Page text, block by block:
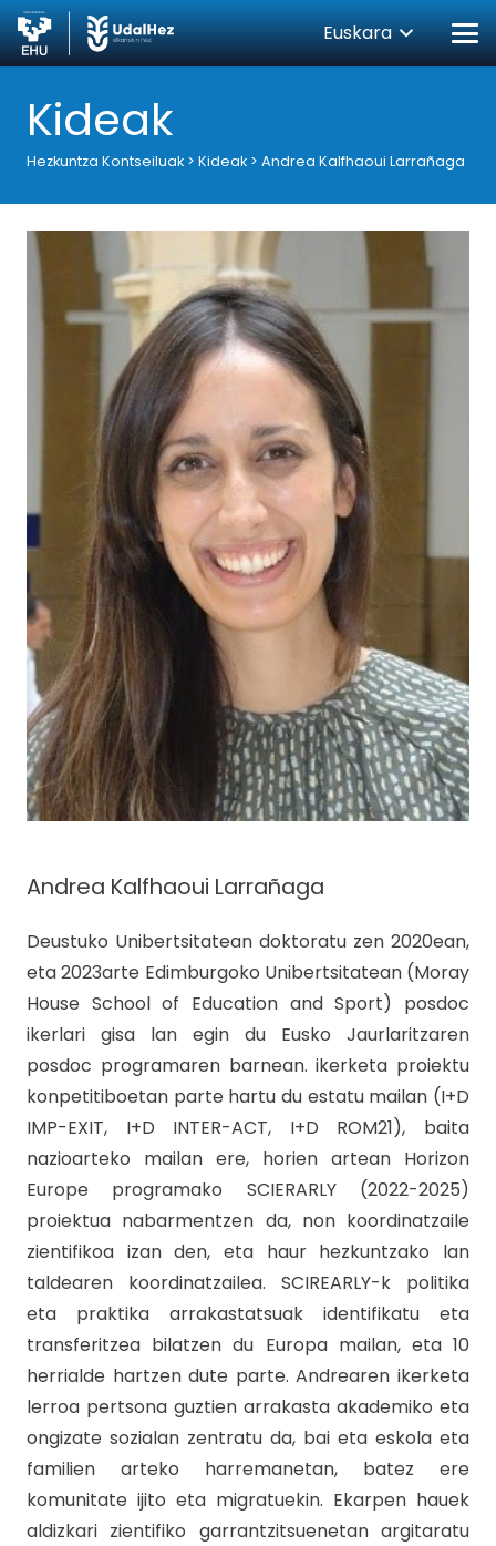
Euskara
Kideak
Hezkuntza Kontseiluak > Kideak > Andrea Kalfhaoui Larrañaga
Andrea Kalfhaoui Larrañaga
Deustuko Unibertsitatean doktoratu zen 2020ean,
eta 2023arte Edimburgoko Unibertsitatean (Moray
House School of Education and Sport) posdoc
ikerlari gisa lan egin du Eusko Jaurlaritzaren
posdoc programaren barnean. ikerketa proiektu
konpetitiboetan parte hartu du estatu mailan (I+D
IMP-EXIT, I+D INTER-ACT, I+D ROM21), baita
nazioarteko mailan ere, horien artean Horizon
Europe programako SCIERARLY (2022-2025)
proiektua nabarmentzen da, non koordinatzaile
zientifikoa izan den, eta haur hezkuntzako lan
taldearen koordinatzailea. SCIREARLY-k politika
eta praktika arrakastatsuak identifikatu eta
transferitzea bilatzen du Europa mailan, eta 10
herrialde hartzen dute parte. Andrearen ikerketa
lerroa pertsona guztien arrakasta akademiko eta
ongizate sozialan zentratu da, bai eta eskola eta
familien arteko harremanetan, batez ere
komunitate ijito eta migratuekin. Ekarpen hauek
aldizkari zientifiko garrantzitsuenetan argitaratu